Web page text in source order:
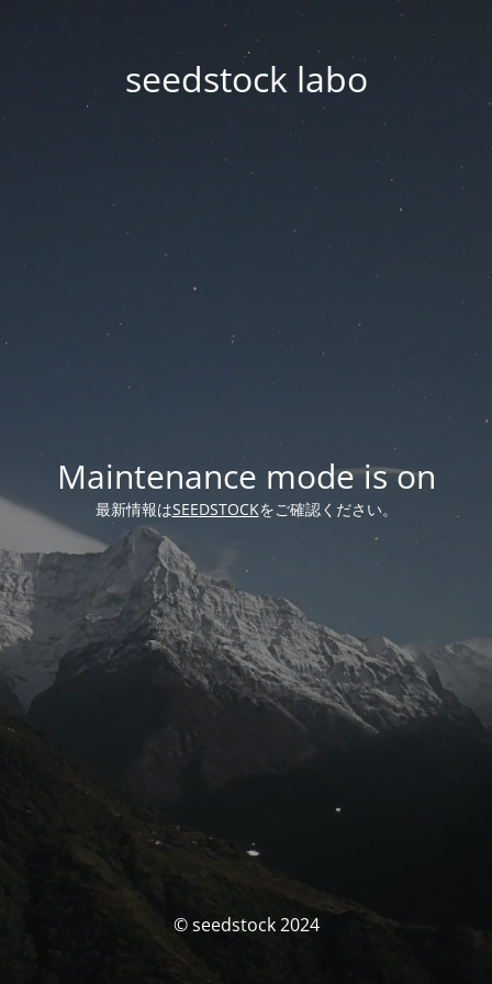
seedstock labo
Maintenance mode is on
最新情報はSEEDSTOCKをご確認ください。
© seedstock 2024